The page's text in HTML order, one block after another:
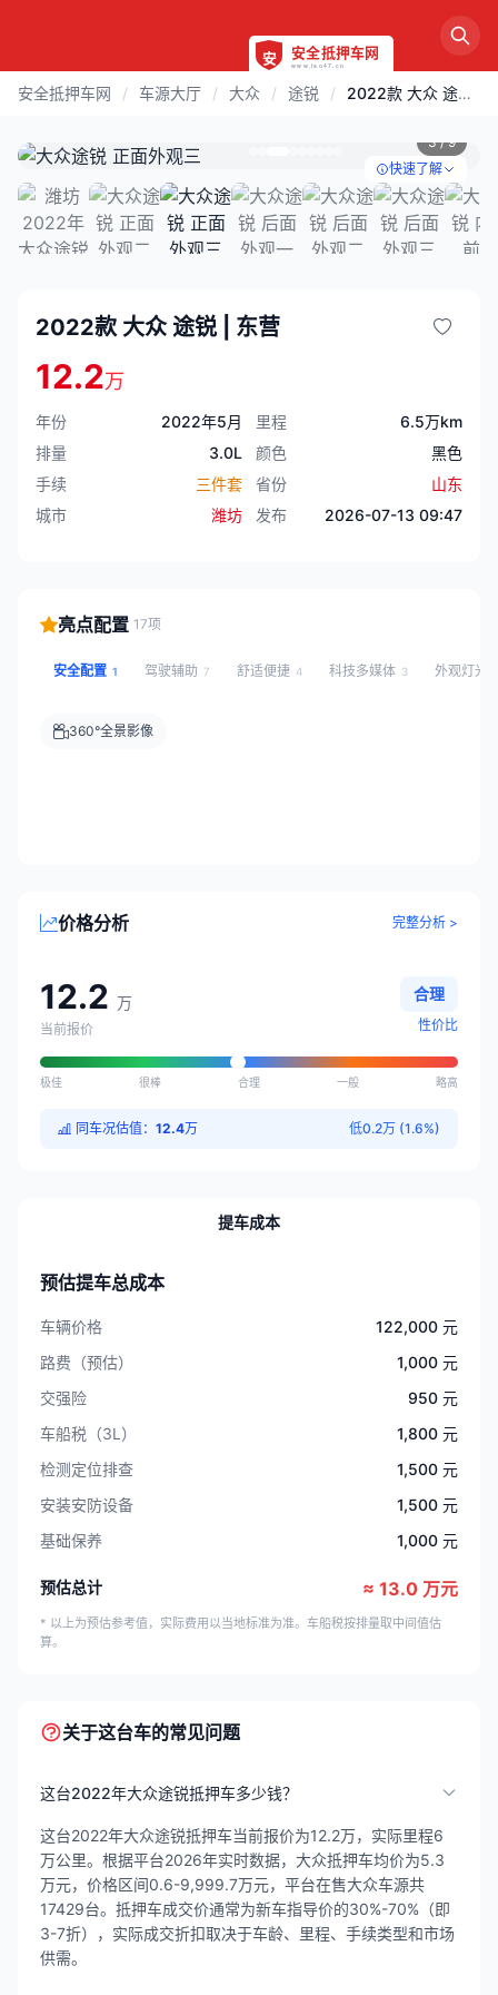
安全抵押车网 / 车源大厅 / 大众 / 途锐 / 2022款 大众 途锐 | 东营
快速了解
3/ 9
2022款 大众 途锐 | 东营
12.2万
年份 2022年5月 里程
6.5万km
排量
3.0L 颜色
黑色
手续
三件套 省份
山东
城市
潍坊 发布 2026-07-13 09:47
亮点配置 17项
安全配置 1 驾驶辅助 7 舒适便捷 4 科技多媒体 3 外观灯光
360°全景影像
价格分析 完整分析 >
12.2 万
当前报价
合理
性价比
极佳 很棒 合理 一般 略高
同车况估值： 12.4万 低0.2万 (1.6%)
提车成本
预估提车总成本
车辆价格
122,000 元
路费（预估）
1,000 元
交强险
950 元
车船税（3L）
1,800 元
检测定位排查
1,500 元
安装安防设备
1,500 元
基础保养
1,000 元
预估总计 ≈ 13.0 万元
* 以上为预估参考值，实际费用以当地标准为准。车船税按排量取中间值估
算。
关于这台车的常见问题
这台2022年大众途锐抵押车多少钱？
这台2022年大众途锐抵押车当前报价为12.2万，实际里程6
万公里。根据平台2026年实时数据，大众抵押车均价为5.3
万元，价格区间0.6-9,999.7万元，平台在售大众车源共
17429台。抵押车成交价通常为新车指导价的30%-70%（即
3-7折），实际成交折扣取决于车龄、里程、手续类型和市场
供需。